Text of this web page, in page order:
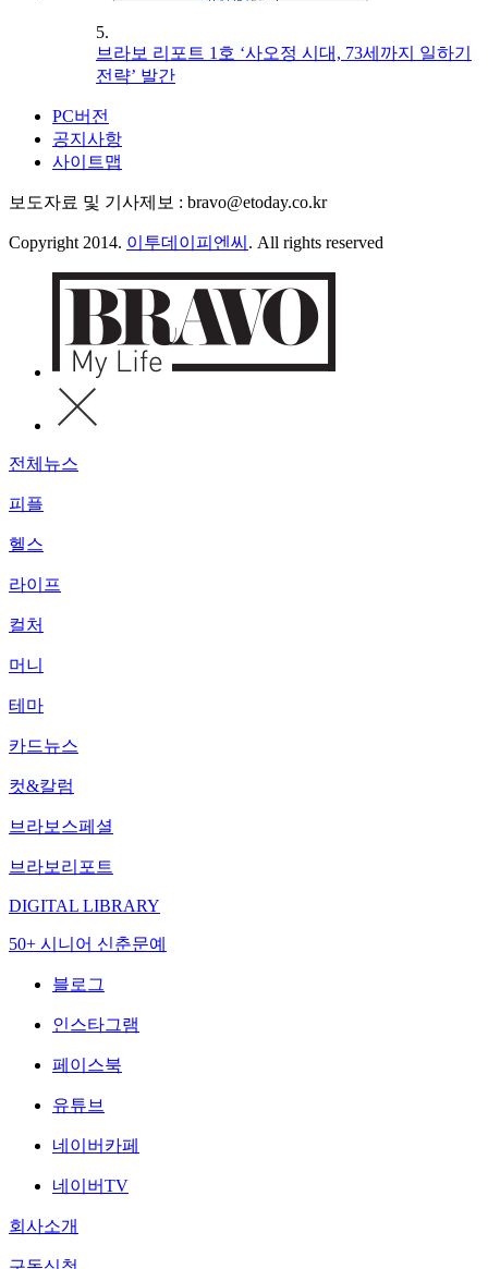
5.
브라보 리포트 1호 ‘사오정 시대, 73세까지 일하기
전략’ 발간
PC버전
공지사항
사이트맵
보도자료 및 기사제보 : bravo@etoday.co.kr
Copyright 2014. 이투데이피엔씨 . All rights reserved
전체뉴스
피플
헬스
라이프
컬처
머니
테마
카드뉴스
컷&칼럼
브라보스페셜
브라보리포트
DIGITAL LIBRARY
50+ 시니어 신춘문예
블로그
인스타그램
페이스북
유튜브
네이버카페
네이버TV
회사소개